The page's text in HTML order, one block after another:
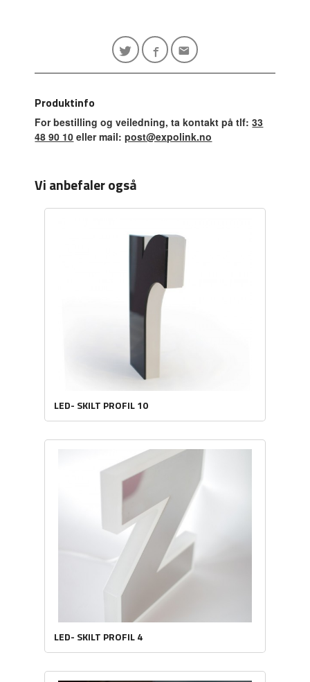
Produktinfo
For bestilling og veiledning, ta kontakt på tlf:33
48 90 10 eller mail:post@expolink.no
Vi anbefaler også
LED- SKILT PROFIL 10
LED- SKILT PROFIL 4